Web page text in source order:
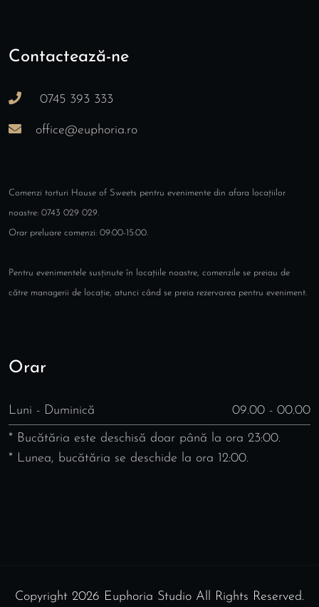
Contactează-ne
0745 393 333
office@euphoria.ro
Comenzi torturi House of Sweets pentru evenimente din afara locațiilor
noastre: 0743 029 029.
Orar preluare comenzi: 09:00-15:00.
Pentru evenimentele susținute în locațiile noastre, comenzile se preiau de
către managerii de locație, atunci când se preia rezervarea pentru eveniment.
Orar
Luni - Duminică 09.00 - 00.00
* Bucătăria este deschisă doar până la ora 23:00.
* Lunea, bucătăria se deschide la ora 12:00.
Copyright 2026 Euphoria Studio All Rights Reserved.